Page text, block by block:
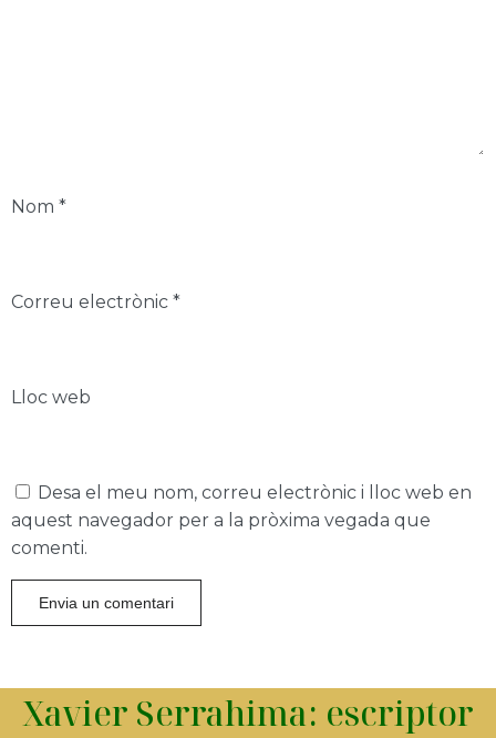
Nom *
Correu electrònic *
Lloc web
Desa el meu nom, correu electrònic i lloc web en
aquest navegador per a la pròxima vegada que
comenti.
Xavier Serrahima: escriptor